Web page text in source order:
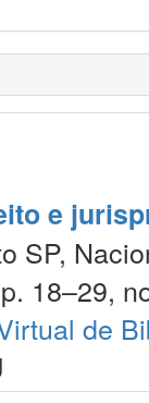
e
SP,
18–29,
de